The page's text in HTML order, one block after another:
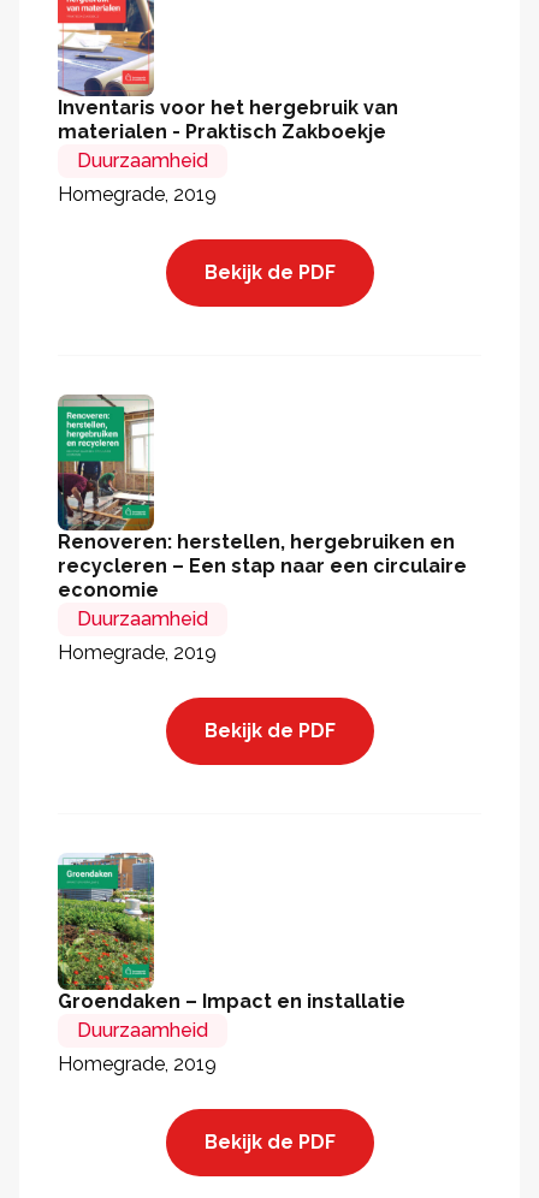
Inventaris voor het hergebruik van
materialen - Praktisch Zakboekje
Duurzaamheid
Homegrade, 2019
Bekijk de PDF
Renoveren: herstellen, hergebruiken en
recycleren – Een stap naar een circulaire
economie
Duurzaamheid
Homegrade, 2019
Bekijk de PDF
Groendaken – Impact en installatie
Duurzaamheid
Homegrade, 2019
Bekijk de PDF